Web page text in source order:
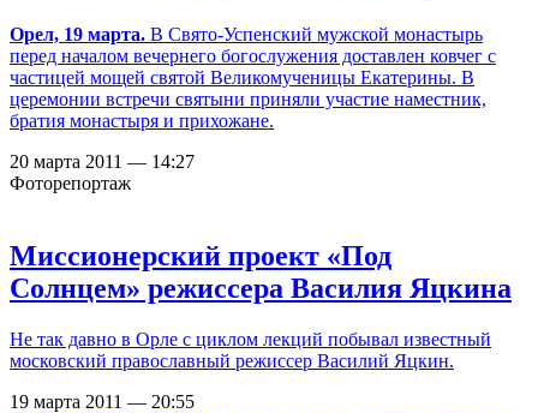
Орел, 19 марта. В Свято-Успенский мужской монастырь
перед началом вечернего богослужения доставлен ковчег с
частицей мощей святой Великомученицы Екатерины. В
церемонии встречи святыни приняли участие наместник,
братия монастыря и прихожане.
20 марта 2011 — 14:27
Фоторепортаж
Миссионерский проект «Под
Солнцем» режиссера Василия Яцкина
Не так давно в Орле с циклом лекций побывал известный
московский православный режиссер Василий Яцкин.
19 марта 2011 — 20:55